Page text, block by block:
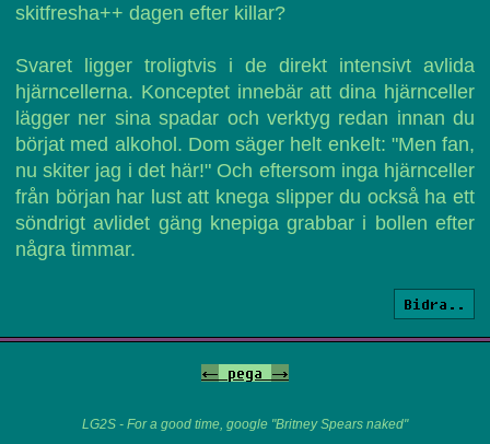
skitfresha++ dagen efter killar?
Svaret ligger troligtvis i de direkt intensivt avlida
hjärncellerna. Konceptet innebär att dina hjärnceller
lägger ner sina spadar och verktyg redan innan du
börjat med alkohol. Dom säger helt enkelt: "Men fan,
nu skiter jag i det här!" Och eftersom inga hjärnceller
från början har lust att knega slipper du också ha ett
söndrigt avlidet gäng knepiga grabbar i bollen efter
några timmar.
Bidra..
<- pega ->
LG2S - For a good time, google "Britney Spears naked"